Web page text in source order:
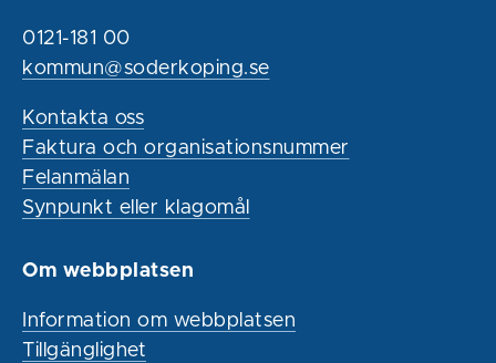
0121-181 00
kommun@soderkoping.se
Kontakta oss
Faktura och organisationsnummer
Felanmälan
Synpunkt eller klagomål
Om webbplatsen
Information om webbplatsen
Tillgänglighet